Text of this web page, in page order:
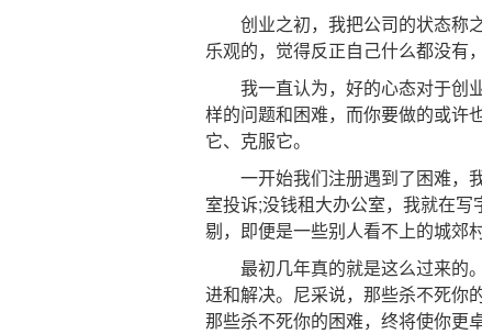
创业之初，我把公司的状态称之
乐观的，觉得反正自己什么都没有
我一直认为，好的心态对于创业
样的问题和困难，而你要做的或许
它、克服它。
一开始我们注册遇到了困难，
室投诉;没钱租大办公室，我就在
剔，即便是一些别人看不上的城郊
最初几年真的就是这么过来的。
进和解决。尼采说，那些杀不死你
那些杀不死你的困难，终将使你更卓